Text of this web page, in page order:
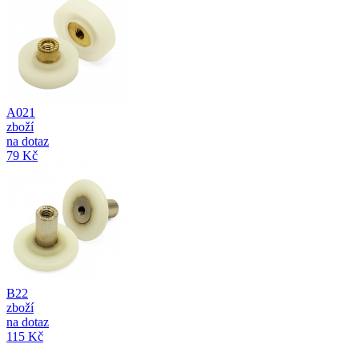
A021
zboží
na dotaz
79 Kč
B22
zboží
na dotaz
115 Kč